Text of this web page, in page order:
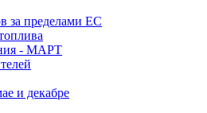
за пределами ЕС
- МАРТ
и декабре